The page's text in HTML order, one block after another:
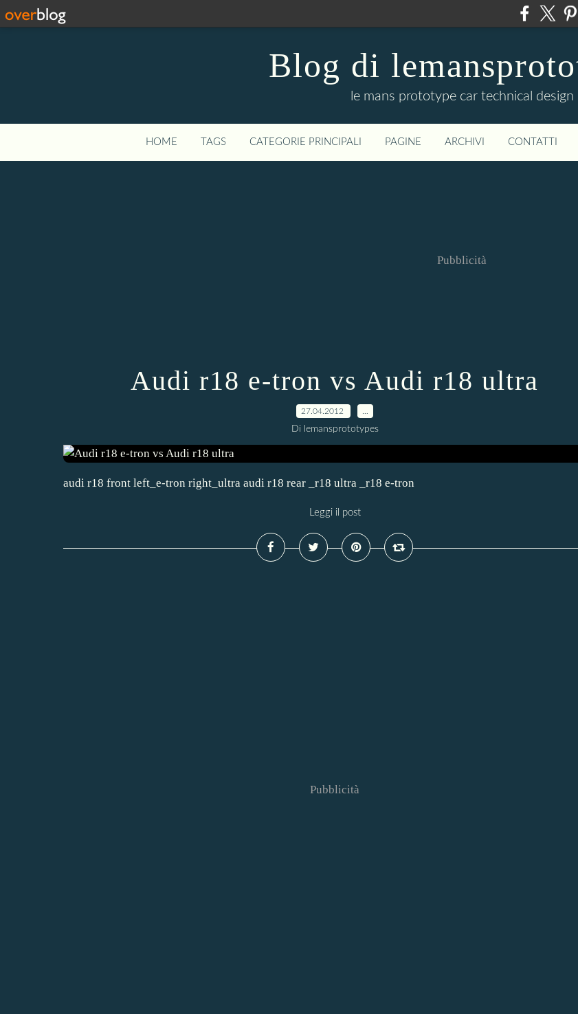
Blog di
le mans prototype car technical design
HOME TAGS CATEGORIE PRINCIPALI PAGINE ARCHIVI CONTATTI
Pubblicità
Audi r18 e-tron vs Audi r18 ultra
27.04.2012
Di lemansprototypes
audi r18 front left_e-tron right_ultra audi r18 rear _r18 ultra _r18 e-tron
Leggi il post
Pubblicità